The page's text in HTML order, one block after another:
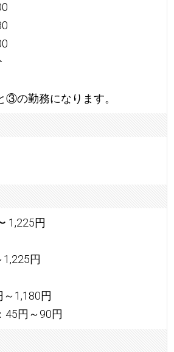
の勤務になります。
1,225円
円
1,180円
45円～90円